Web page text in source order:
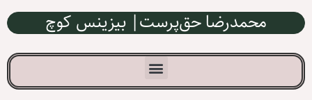
محمدرضا حق‌پرست| بیزینس کوچ